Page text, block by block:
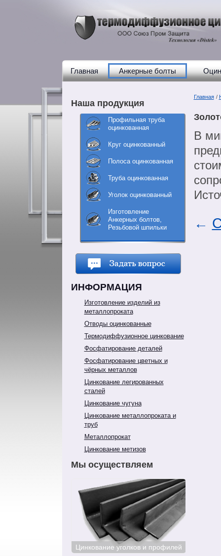
Главная Анкерные болты
Наша продукция
Профильная труба
оцинкованная
Круг оцинкованный
Полоса оцинкованная
Труба оцинкованная
Уголок оцинкованный
Изготовление
Анкерных болтов,
Резьбовой шпильки
ИНФОРМАЦИЯ
Изготовление изделий из
металлопроката
Отводы оцинкованные
Термодиффузионное цинкование
Фосфатирование деталей
Фосфатирование цветных и
чёрных металлов
Цинкование легированных
сталей
Цинкование чугуна
Цинкование металлопроката и
труб
Металлопрокат
Цинкование метизов
Мы осуществляем
Цинкование уголков и профилей
Главная /
В
←